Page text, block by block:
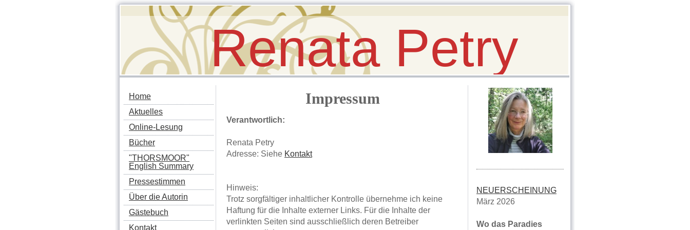
Renata Petry
Home
Aktuelles
Online-Lesung
Bücher
"THORSMOOR"
English Summary
Pressestimmen
Über die Autorin
Gästebuch
Kontakt
Impressum
Verantwortlich:
Renata Petry
Adresse: Siehe Kontakt
Hinweis:
Trotz sorgfältiger inhaltlicher Kontrolle übernehme ich keine
Haftung für die Inhalte externer Links. Für die Inhalte der
verlinkten Seiten sind ausschließlich deren Betreiber
NEUERSCHEINUNG
März 2026
Wo das Paradies